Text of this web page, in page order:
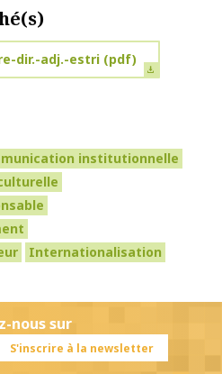
dir.-adj.-estri (pdf)
institutionnelle
Internationalisation
nous sur
S'inscrire à la newsletter